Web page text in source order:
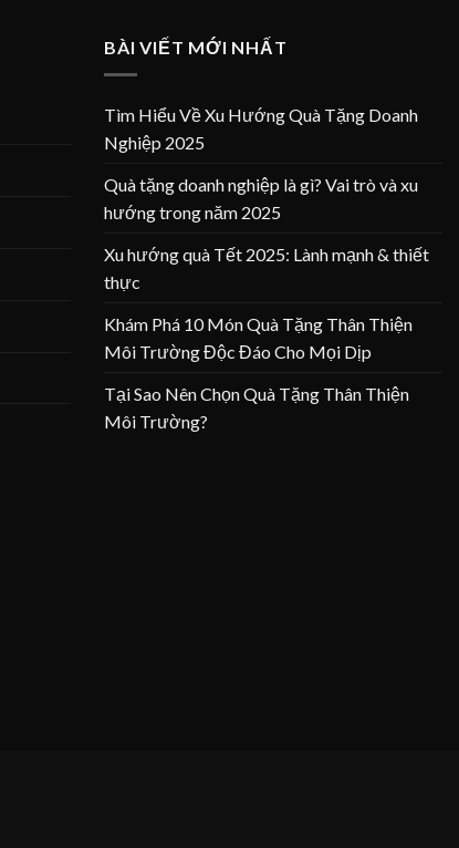
BÀI VIẾT MỚI NHẤT
Tìm Hiểu Về Xu Hướng Quà Tặng Doanh
Nghiệp 2025
Quà tặng doanh nghiệp là gì? Vai trò và xu
hướng trong năm 2025
Xu hướng quà Tết 2025: Lành mạnh & thiết
thực
Khám Phá 10 Món Quà Tặng Thân Thiện
Môi Trường Độc Đáo Cho Mọi Dịp
Tại Sao Nên Chọn Quà Tặng Thân Thiện
Môi Trường?